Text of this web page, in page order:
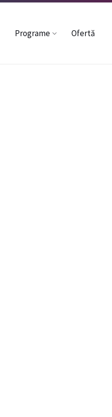
Programe Ofertă